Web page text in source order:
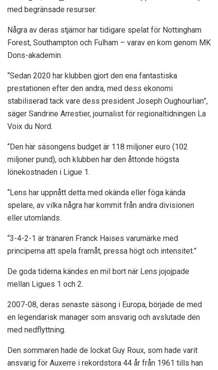
med begränsade resurser.
Några av deras stjärnor har tidigare spelat för Nottingham
Forest, Southampton och Fulham – varav en kom genom MK
Dons-akademin.
“Sedan 2020 har klubben gjort den ena fantastiska
prestationen efter den andra, med dess ekonomi
stabiliserad tack vare dess president Joseph Oughourlian”,
säger Sandrine Arrestier, journalist för regionaltidningen La
Voix du Nord.
“Den här säsongens budget är 118 miljoner euro (102
miljoner pund), och klubben har den åttonde högsta
lönekostnaden i Ligue 1.
“Lens har uppnått detta med okända eller föga kända
spelare, av vilka några har kommit från andra divisionen
eller utomlands.
“3-4-2-1 är tränaren Franck Haises varumärke med
principerna att spela framåt, pressa högt och intensitet.”
De goda tiderna kändes en mil bort när Lens jojojpade
mellan Ligues 1 och 2.
2007-08, deras senaste säsong i Europa, började de med
en legendarisk manager som ansvarig och avslutade den
med nedflyttning.
Den sommaren hade de lockat Guy Roux, som hade varit
ansvarig för Auxerre i rekordstora 44 år från 1961 tills han